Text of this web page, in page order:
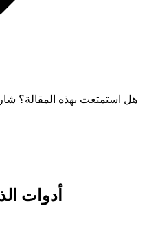
هل استمتعت بهذه المقالة؟
أدوات